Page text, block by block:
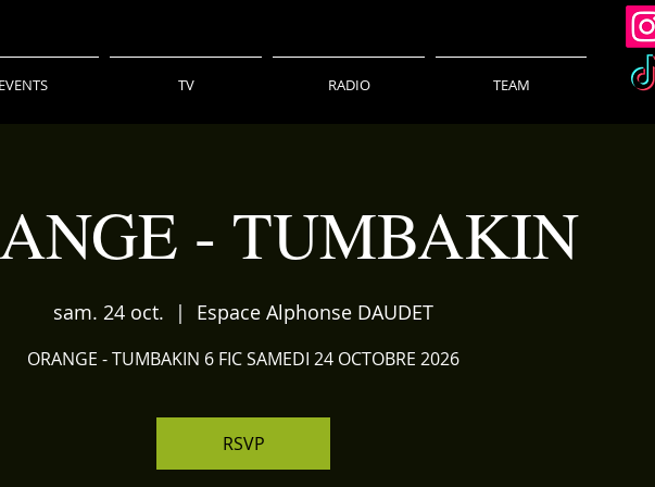
TV RADIO TEAM
- TUMBAKIN
sam. 24 oct.
  |
Espace Alphonse DAUDET
ORANGE - TUMBAKIN 6 FIC SAMEDI 24 OCTOBRE 2026
RSVP